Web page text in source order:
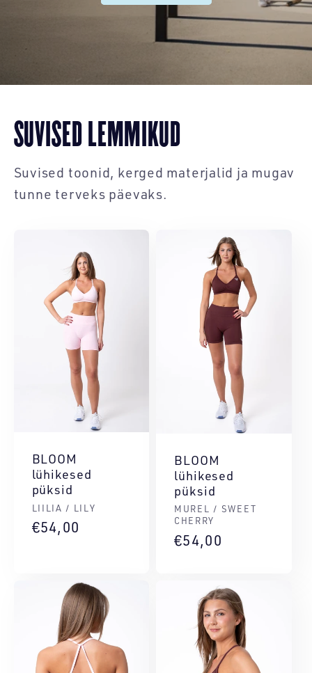
SUVISED LEMMIKUD
Suvised toonid, kerged materjalid ja mugav
tunne terveks päevaks.
BLOOM
lühikesed
püksid
Müüja:
LIILIA / LILY
Tavahind
€54,00
BLOOM
lühikesed
püksid
Müüja:
MUREL / SWEET
CHERRY
Tavahind
€54,00